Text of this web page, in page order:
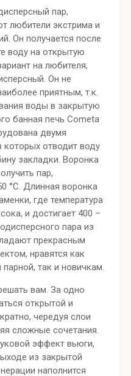
пар,
любители экстрима и
Он получается после
воду на открытую
на любителя;
Он не
приятным, т.к.
воды в закрытую
банная печь Cometa
двумя
отводит воду
закладки. Воронка
пар,
°C. Длинная воронка
где температура
и достигает 400 –
пара из
прекрасным
нравятся как
так и новичкам.
вам. За одно
открытой и
чередуя слои
сложные сочетания.
эффект вьюги,
из закрытой
наполнится